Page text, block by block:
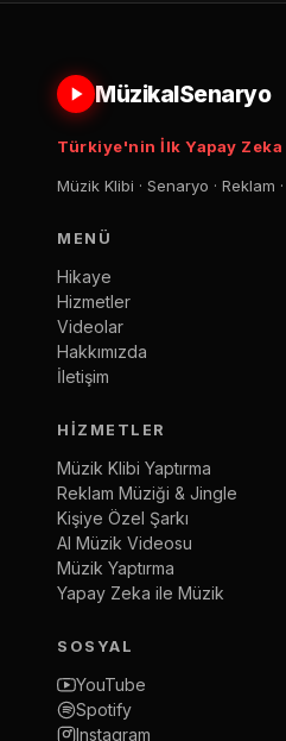
MüzikalSenaryo
Türkiye'nin İlk Yapay
Müzik Klibi · Senaryo · Reklam
MENÜ
Hikaye
Hizmetler
Videolar
Hakkımızda
İletişim
HIZMETLER
Müzik Klibi Yaptırma
Reklam Müziği & Jingle
Kişiye Özel Şarkı
AI Müzik Videosu
Müzik Yaptırma
Yapay Zeka ile Müzik
SOSYAL
YouTube
Spotify
Instagram